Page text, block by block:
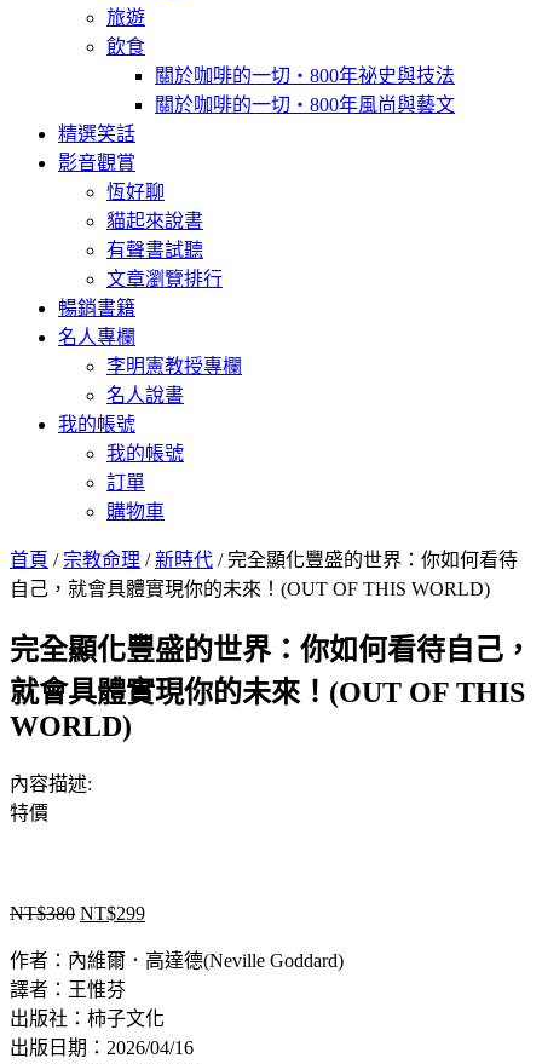
旅遊
飲食
關於咖啡的一切‧800年祕史與技法
關於咖啡的一切‧800年風尚與藝文
精選笑話
影音觀賞
恆好聊
貓起來說書
有聲書試聽
文章瀏覽排行
暢銷書籍
名人專欄
李明憲教授專欄
名人說書
我的帳號
我的帳號
訂單
購物車
首頁 / 宗教命理 /新時代 / 完全顯化豐盛的世界：你如何看待
自己，就會具體實現你的未來！(OUT OF THIS WORLD)
完全顯化豐盛的世界：你如何看待自己，
就會具體實現你的未來！(OUT OF THIS
WORLD)
內容描述:
特價
NT$380 原
始
價
格：
NT$380。
NT$299目
前
價
格：
NT$299。
作者：內維爾．高達德(Neville Goddard)
譯者：王惟芬
出版社：柿子文化
出版日期：2026/04/16